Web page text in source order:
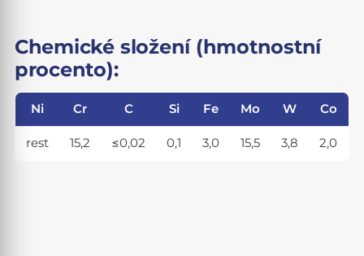
Chemické složení (hmotnostní
procento):
Ni Cr C Si Fe Mo W Co
rest 15,2 ≤0,02 0,1 3,0 15,5 3,8 2,0